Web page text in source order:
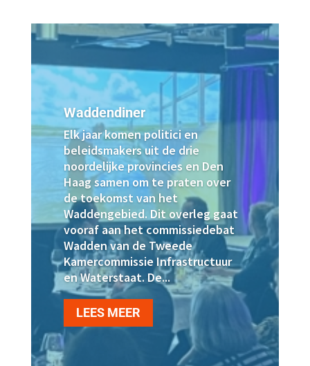
Waddendiner
Elk jaar komen politici en
beleidsmakers uit de drie
noordelijke provincies en Den
Haag samen om te praten over
de toekomst van het
Waddengebied. Dit overleg gaat
vooraf aan het commissiedebat
Wadden van de Tweede
Kamercommissie Infrastructuur
en Waterstaat. De...
LEES MEER